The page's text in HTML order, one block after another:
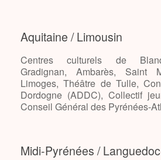
Aquitaine / Limousin
Centres culturels de
Gradignan, Ambarès, Saint
Limoges, Théâtre de Tulle,
Dordogne (ADDC), Collectif
Conseil Général des Pyrénées-
Midi-Pyrénées /